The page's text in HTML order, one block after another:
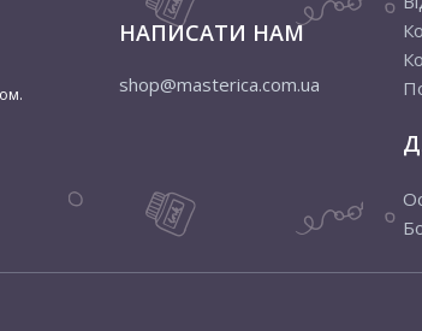
тому даний фактор не грає ролі.
НАПИСАТИ НАМ
shop@masterica.com.ua